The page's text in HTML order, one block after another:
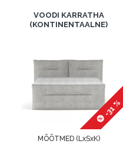
VOODI KARRATHA
(KONTINENTAALNE)
-31 %
MÕÕTMED (LxSxK)